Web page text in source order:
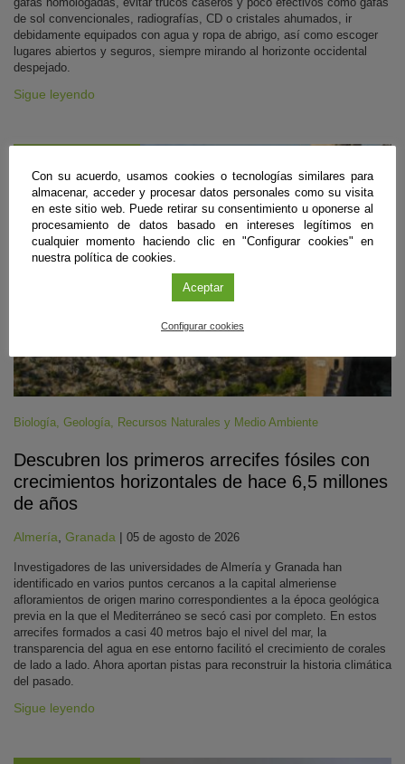
de sol convencionales, radiografías, CD o cristales ahumados, ir
debidamente equipados con agua y ropa de abrigo, así como escoger
lugares abiertos y seguros, siempre mirando al horizonte occidental
despejado.
Sigue leyendo
Biología, Geología, Recursos Naturales y Medio Ambiente
Descubren los primeros arrecifes fósiles con
crecimientos horizontales de hace 6,5 millones
de años
Almería Granada | 05 de agosto de 2026
Investigadores de las universidades de Almería y Granada han
identificado en varios puntos cercanos a la capital almeriense
afloramientos de origen marino correspondientes a la época geológica
previa en la que el Mediterráneo se secó casi por completo. En estos
arrecifes formados a casi 40 metros bajo el nivel del mar, la
transparencia del agua en ese entorno facilitó el crecimiento de corales
de lado a lado. Ahora aportan pistas para reconstruir la historia climática
del pasado.
Sigue leyendo
Con su acuerdo, usamos cookies o tecnologías similares para
almacenar, acceder y procesar datos personales como su visita
en este sitio web. Puede retirar su consentimiento u oponerse al
procesamiento de datos basado en intereses legítimos en
cualquier momento haciendo clic en "Configurar cookies" en
nuestra política de cookies.
Aceptar
Configurar cookies